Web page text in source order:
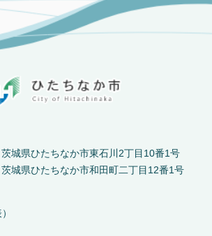
県ひたちなか市東石川2丁目10番1号
県ひたちなか市和田町二丁目12番1号